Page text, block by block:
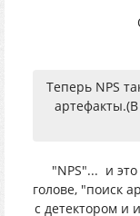
Теперь NPS
"NPS"... и
голове, "поиск
с детектором и